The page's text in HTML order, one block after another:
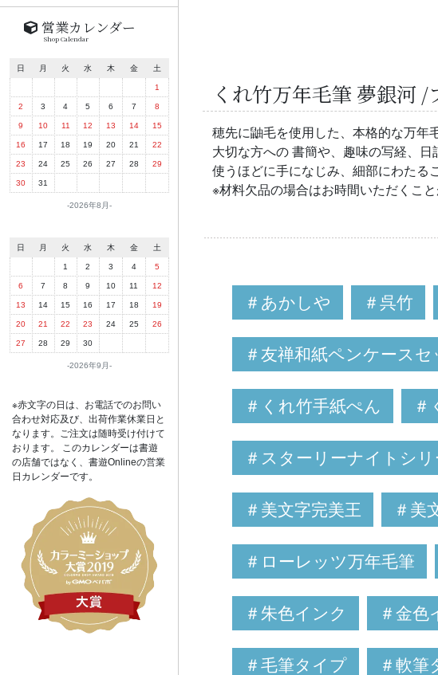
くれ竹万年毛筆 夢銀河
穂先に鼬毛を使用した、本格的な万年
大切な方への 書簡や、趣味の写経、日
使うほどに手になじみ、細部にわたる
※材料欠品の場合はお時間いただくこ
＃あかしや ＃呉竹
＃友禅和紙ペンケースセ
＃くれ竹手紙ぺん ＃
＃スターリーナイトシ
＃美文字完美王 ＃美
＃ローレッツ万年毛筆
＃朱色インク ＃金色
＃毛筆タイプ ＃軟筆
営業カレンダー
Shop Calendar
2026年8月
日 月 火 水 木 金 土
1
2 3 4 5 6 7 8
9 10 11 12 13 14 15
16 17 18 19 20 21 22
23 24 25 26 27 28 29
30 31
2026年9月
日 月 火 水 木 金 土
1 2 3 4 5
6 7 8 9 10 11 12
13 14 15 16 17 18 19
20 21 22 23 24 25 26
27 28 29 30
※赤文字の日は、お電話でのお問い
合わせ対応及び、出荷作業休業日と
なります。ご注文は随時受け付けて
おります。 このカレンダーは書遊
の店舗ではなく、書遊Onlineの営業
日カレンダーです。